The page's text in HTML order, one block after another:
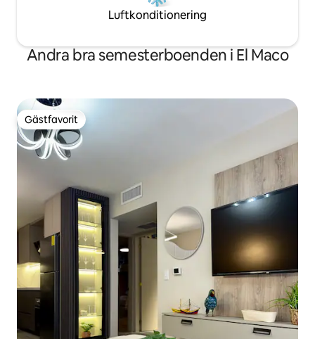
Luftkonditionering
Andra bra semesterboenden i El Maco
Gästfavorit
Gästfavorit